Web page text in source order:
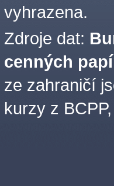
vyhrazena.
Zdroje dat:
cenných
ze zahraničí
kurzy z